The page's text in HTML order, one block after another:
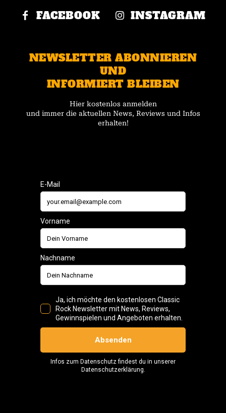
FACEBOOK INSTAGRAM
NEWSLETTER ABONNIEREN
UND
INFORMIERT BLEIBEN
Hier kostenlos anmelden
und immer die aktuellen News, Reviews und Infos
erhalten!